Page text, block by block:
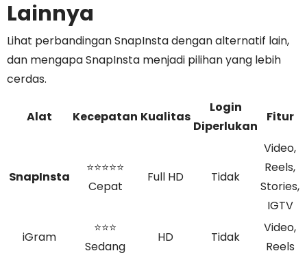
Lainnya
Lihat perbandingan SnapInsta dengan alternatif lain,
dan mengapa SnapInsta menjadi pilihan yang lebih
cerdas.
Alat Kecepatan Kualitas
Login
Diperlukan
Fitur
SnapInsta
⭐⭐⭐⭐⭐
Cepat
Full HD Tidak
Video,
Reels,
Stories,
IGTV
iGram
⭐⭐⭐
Sedang
HD Tidak
Video,
Reels